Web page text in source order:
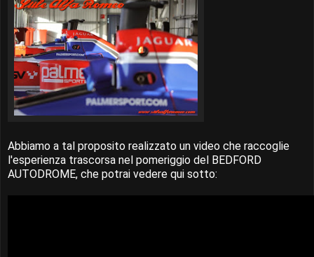
Abbiamo a tal proposito realizzato un video che raccoglie
l'esperienza trascorsa nel pomeriggio del BEDFORD
AUTODROME, che potrai vedere qui sotto: